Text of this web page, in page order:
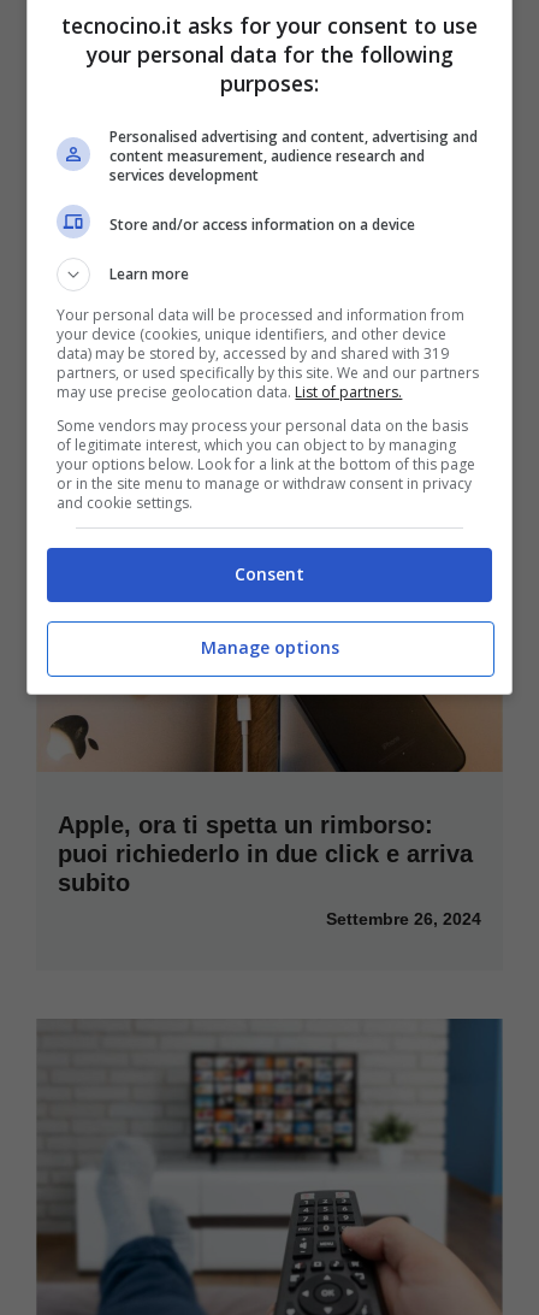
Memoria piena smartphone: l’unica
vera salvezza per chi ha troppe foto
è questa qui
Settembre 27, 2024
Apple, ora ti spetta un rimborso:
puoi richiederlo in due click e arriva
subito
Settembre 26, 2024
tecnocino.it asks for your consent to use
your personal data for the following
purposes:
Personalised advertising and content, advertising and
content measurement, audience research and
services development
Store and/or access information on a device
Learn more
Your personal data will be processed and information from
your device (cookies, unique identifiers, and other device
data) may be stored by, accessed by and shared with 319
partners, or used specifically by this site. We and our partners
may use precise geolocation data. List of partners.
Some vendors may process your personal data on the basis
of legitimate interest, which you can object to by managing
your options below. Look for a link at the bottom of this page
or in the site menu to manage or withdraw consent in privacy
and cookie settings.
Consent
Manage options